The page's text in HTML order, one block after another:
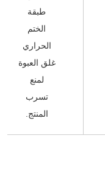
طبقة
الختم
الحراري
غلق العبوة
لمنع
تسرب
المنتج.